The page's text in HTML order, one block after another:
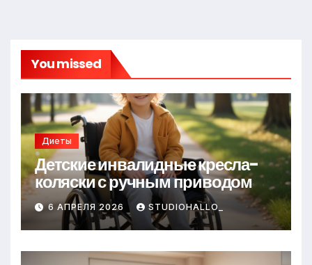
You missed
Диеты
Детские инвалидные кресла-
коляски с ручным приводом
6 АПРЕЛЯ 2026 STUDIOHALLO_